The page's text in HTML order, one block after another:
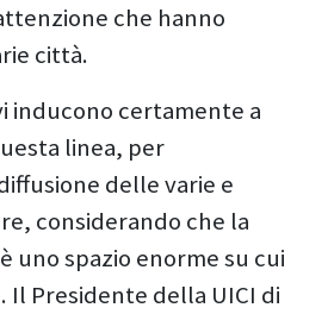
che hanno
città.
inducono certamente a
linea, per
delle varie e
considerando che la
uno spazio enorme su cui
Il Presidente della UICI di